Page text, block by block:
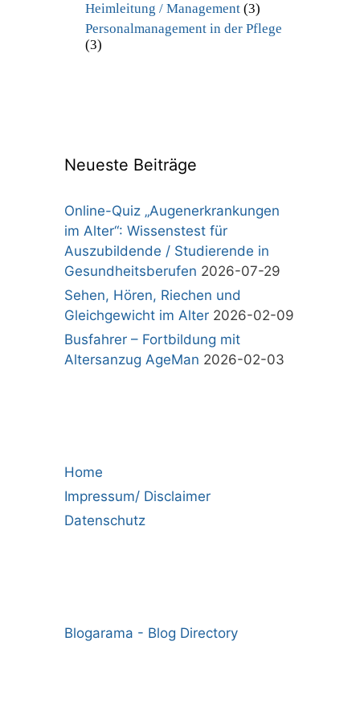
Heimleitung / Management(3)
Personalmanagement in der Pflege
(3)
Neueste Beiträge
Online-Quiz „Augenerkrankungen
im Alter“: Wissenstest für
Auszubildende / Studierende in
Gesundheitsberufen 2026-07-29
Sehen, Hören, Riechen und
Gleichgewicht im Alter 2026-02-09
Busfahrer – Fortbildung mit
Altersanzug AgeMan 2026-02-03
Home
Impressum/ Disclaimer
Datenschutz
Blogarama - Blog Directory